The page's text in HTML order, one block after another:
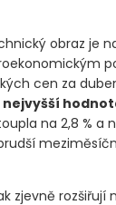
obraz je
cen za
nejvyšší
na 2,8 % a